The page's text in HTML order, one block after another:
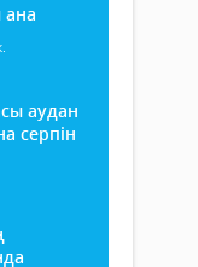
аудан
серпін